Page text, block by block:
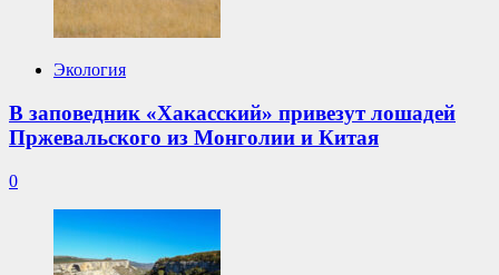
Экология
В заповедник «Хакасский» привезут лошадей
Пржевальского из Монголии и Китая
0